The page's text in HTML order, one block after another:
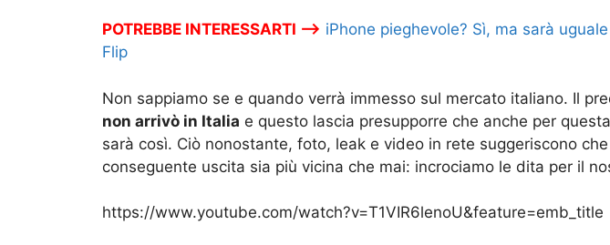
POTREBBE INTERESSARTI –> iPhone pieghevole? Sì, ma sarà
Flip
Non sappiamo se e quando verrà immesso sul mercato italiano. Il
non arrivò in Italia e questo lascia presupporre che anche per
sarà così. Ciò nonostante, foto, leak e video in rete suggeriscono che
conseguente uscita sia più vicina che mai: incrociamo le dita per il
https://www.youtube.com/watch?v=T1VIR6lenoU&feature=emb_title